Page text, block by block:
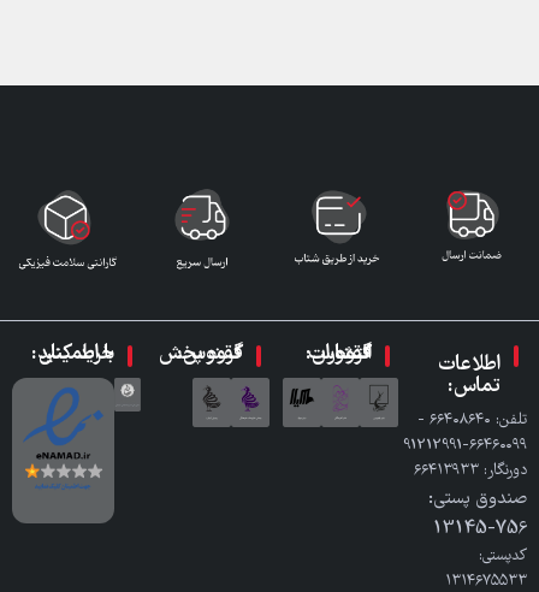
اطلاعات
تماس:
تلفن: ٦٦٤٠٨٦٤٠ -
٦٦٤٦٠٠٩٩-91212991
دورنگار: ٦٦٤١٣٩٣٣
صندوق پستی:
756-13145
کدپستی:
۱۳۱۴۶۷۵۵۳۳
گروه انتشارات ققنوس: گروه پخش ققنوس: با اطمینان خرید کنید: